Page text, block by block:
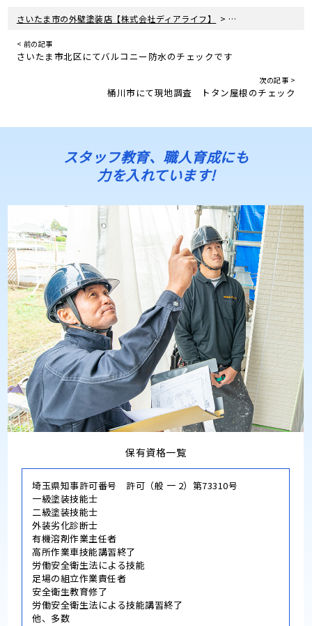
さいたま市の外壁塗装店【株式会社ディアライフ】 > 住宅リフォームの真
< 前の記事
さいたま市北区にてバルコニー防水のチェックです
次の記事 >
桶川市にて現地調査 トタン屋根のチェック
スタッフ教育、職人育成にも
力を入れています!
保有資格一覧
埼玉県知事許可番号 許可（般 一 2）第73310号
一級塗装技能士
二級塗装技能士
外装劣化診断士
有機溶剤作業主任者
高所作業車技能講習終了
労働安全衛生法による技能
足場の組立作業責任者
安全衛生教育修了
労働安全衛生法による技能講習終了
他、多数